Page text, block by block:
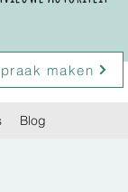
maken
Blog